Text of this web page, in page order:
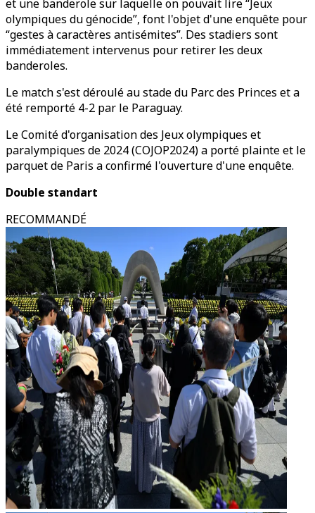
et une banderole sur laquelle on pouvait lire “Jeux
olympiques du génocide”, font l'objet d'une enquête pour
“gestes à caractères antisémites”. Des stadiers sont
immédiatement intervenus pour retirer les deux
banderoles.
Le match s'est déroulé au stade du Parc des Princes et a
été remporté 4-2 par le Paraguay.
Le Comité d'organisation des Jeux olympiques et
paralympiques de 2024 (COJOP2024) a porté plainte et le
parquet de Paris a confirmé l'ouverture d'une enquête.
Double standart
RECOMMANDÉ